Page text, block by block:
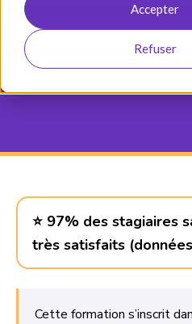
Accepter
Refuser
Format : Présentiel ou classe
Prérequis : Aucun prérequis
⭐ 97% des stagiaires
très satisfaits
Cette formation s’inscrit